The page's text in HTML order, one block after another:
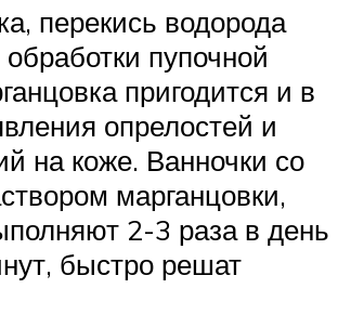
перекись водорода
пупочной
пригодится и в
опрелостей и
на коже. Ванночки со
марганцовки,
2-3 раза в день
быстро решат